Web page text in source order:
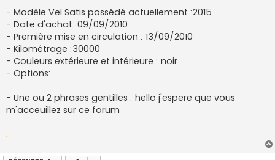
- Modèle Vel Satis possédé actuellement :2015
- Date d'achat :09/09/2010
- Première mise en circulation : 13/09/2010
- Kilométrage :30000
- Couleurs extérieure et intérieure : noir
- Options:
- Une ou 2 phrases gentilles : hello j'espere que vous
m'acceuillez sur ce forum